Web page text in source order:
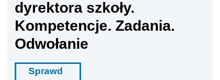
dyrektora szkoły.
Kompetencje. Zadania.
Odwołanie
Sprawd